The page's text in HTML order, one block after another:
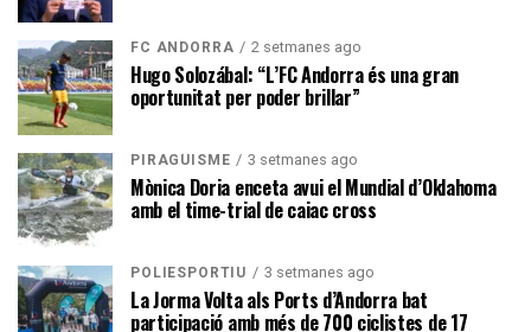
FC ANDORRA 2 setmanes ago
Hugo Solozábal: “L’FC Andorra és una gran
oportunitat per poder brillar”
PIRAGÜISME 3 setmanes ago
Mònica Doria enceta avui el Mundial d’Oklahoma
amb el time-trial de caiac cross
POLIESPORTIU 3 setmanes ago
La Jorma Volta als Ports d’Andorra bat
participació amb més de 700 ciclistes de 17